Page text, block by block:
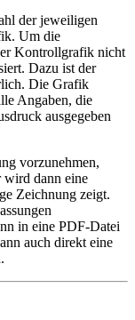
der jeweiligen
Um die
Kontrollgrafik nicht
Dazu ist der
Die Grafik
Angaben, die
ausgegeben
vorzunehmen,
dann eine
Zeichnung zeigt.
in eine PDF-Datei
auch direkt eine